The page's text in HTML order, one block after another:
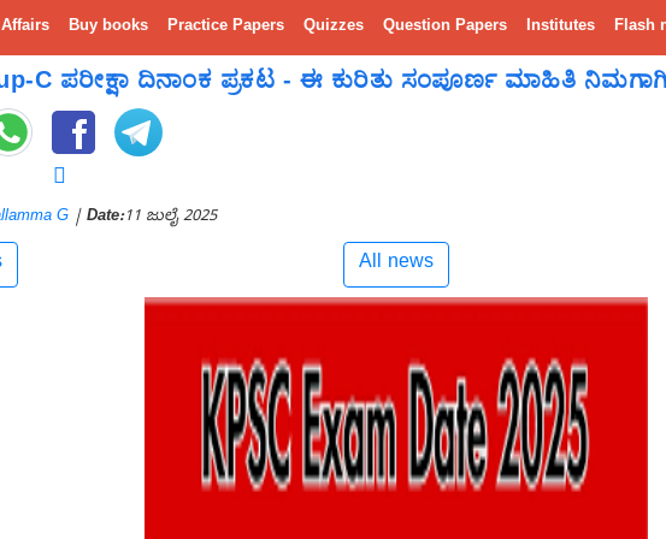
Buy books Practice Papers Quizzes Question Papers Institutes Flash
C ಪರೀಕ್ಷಾ ದಿನಾಂಕ ಪ್ರಕಟ - ಈ ಕುರಿತು ಸಂಪೂರ್ಣ ಮಾಹಿತಿ ನಿಮಗಾಗಿ
G | Date:11 ಜುಲೈ 2025
All news